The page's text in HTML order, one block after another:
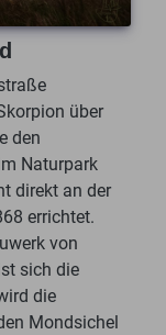
über
den
Naturpark
direkt an der
errichtet.
von
sich die
die
Mondsichel